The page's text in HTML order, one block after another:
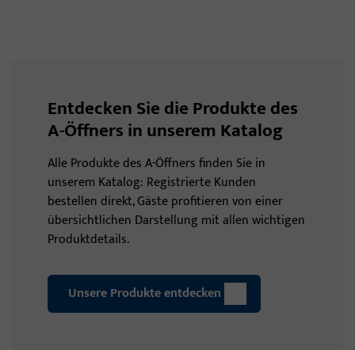
Entdecken Sie die Produkte des
A-Öffners in unserem Katalog
Alle Produkte des A-Öffners finden Sie in
unserem Katalog: Registrierte Kunden
bestellen direkt, Gäste profitieren von einer
übersichtlichen Darstellung mit allen wichtigen
Produktdetails.
Unsere Produkte entdecken